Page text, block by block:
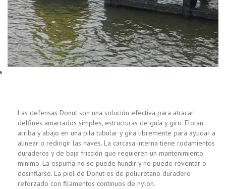
Las defensas Donut son una solución efectiva para atracar
delfines amarrados simples, estructuras de guía y giro. Flotan
arriba y abajo en una pila tubular y gira libremente para ayudar a
alinear o redirigir las naves. La carcasa interna tiene rodamientos
duraderos y de baja fricción que requieren un mantenimiento
mínimo. La espuma no se puede hundir y no puede reventar o
desinflarse. La piel de Donut es de poliuretano duradero
reforzado con filamentos continuos de nylon.